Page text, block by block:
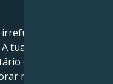
para que
tua carreira irá
e, quando lá
muitas vidas.